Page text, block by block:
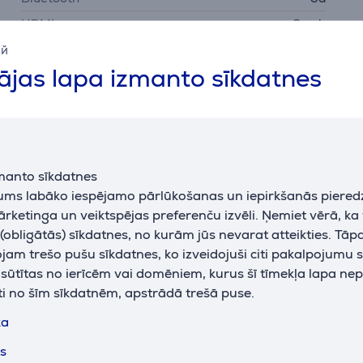
lapa izmanto sīkdatnes
sīkdatnes
labāko iespējamo pārlūkošanas un iepirkšanās
un veiktspējas preferenču izvēli. Ņemiet vērā,
sīkdatnes, no kurām jūs nevarat atteikties.
trešo pušu sīkdatnes, ko izveidojuši citi pakalpojumu
sūtītas no ierīcēm vai domēniem, kurus šī tīmekļa lapa
no šīm sīkdatnēm, apstrādā trešā puse.
HDMI
2 gab
LAN (tīkla interfeis,
Jā
optiskā izeja
USB-A
Jā
USB-C
Nē
USB-A
2 gab
Wi-Fi
Jā